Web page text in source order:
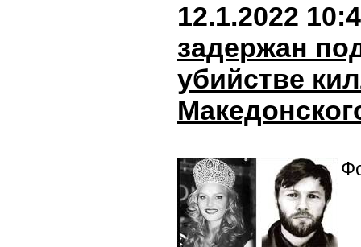
12.1.2022
задержан
убийстве